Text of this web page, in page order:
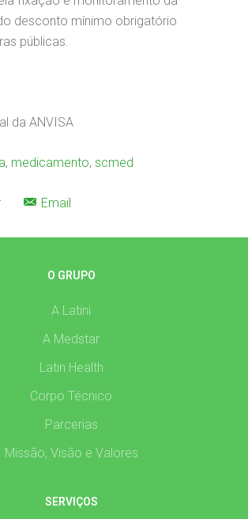
desconto mínimo obrigatório
públicas.
da ANVISA
, medicamento, scmed
Email
O GRUPO
A Latini
A Medstar
Latin Health
Corpo Técnico
Parcerias
Missão, Visão e Valores
SERVIÇOS